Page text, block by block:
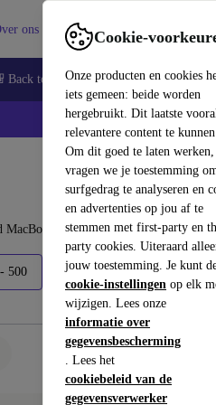
Cookie-
Onze producten en cookies
iets gemeen: beide worden
hergebruikt. Dit laatste
relevantere content te
Om dit goed te laten werken,
vragen we je toestemming
surfgedrag te analyseren en
en advertenties op jou af te
stemmen met first-party en
party cookies. Uiteraard
jouw toestemming. Je kunt
cookie-instellingen op elk
wijzigen. Lees onze
informatie over
gegevensbescherming
. Lees het
cookiebeleid van de
gegevensverwerker
ons Verkopen Support
Back to school Smartphones
onder 2200€ – bespaar tot
500 €500 - 700 €700 - 1800